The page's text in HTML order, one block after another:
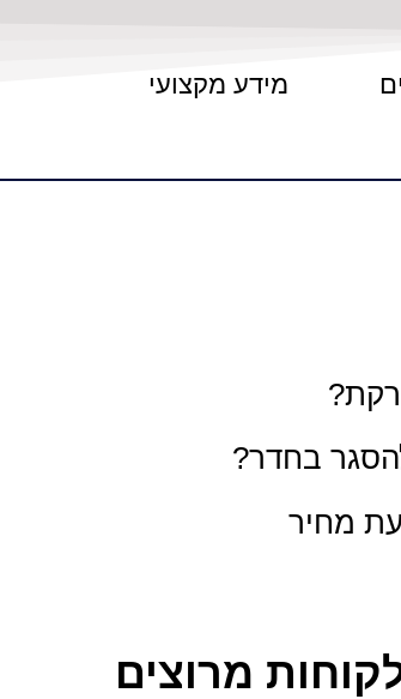
מידע מקצועי
בחדר?
מחיר
מרוצים